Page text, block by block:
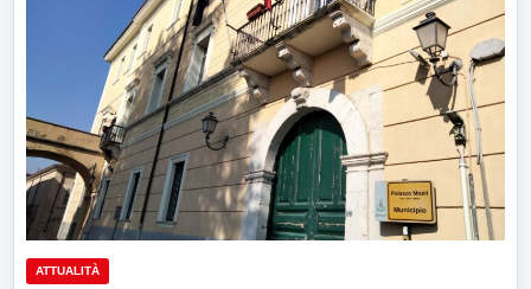
ATTUALITÀ